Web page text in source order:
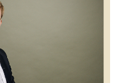
Dziwna
znakomity wrocławski
nurcie
wydarzenia
bardzo wnikliwie i